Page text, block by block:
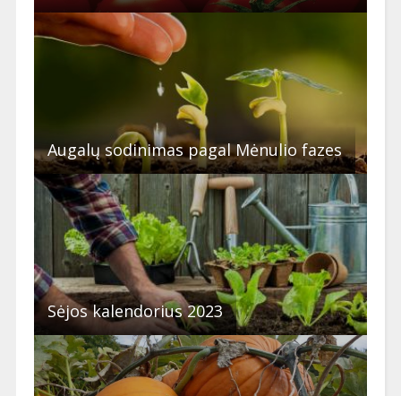
Augalų sodinimas pagal Mėnulio fazes
Sėjos kalendorius 2023